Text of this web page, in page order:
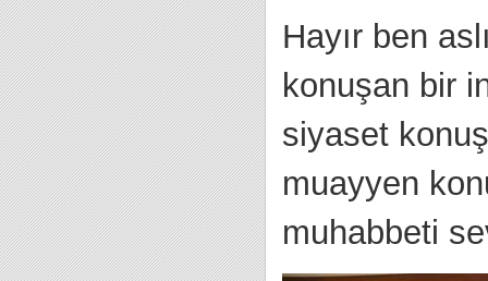
Hayır ben
konuşan bir
siyaset
muayyen
muhabbeti